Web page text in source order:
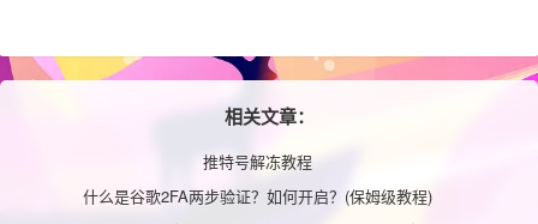
相关文章：
推特号解冻教程
什么是谷歌2FA两步验证？如何开启？(保姆级教程)